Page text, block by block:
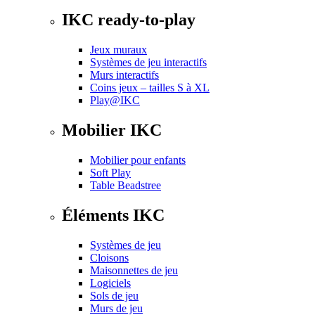
IKC ready-to-play
Jeux muraux
Systèmes de jeu interactifs
Murs interactifs
Coins jeux – tailles S à XL
Play@IKC
Mobilier IKC
Mobilier pour enfants
Soft Play
Table Beadstree
Éléments IKC
Systèmes de jeu
Cloisons
Maisonnettes de jeu
Logiciels
Sols de jeu
Murs de jeu